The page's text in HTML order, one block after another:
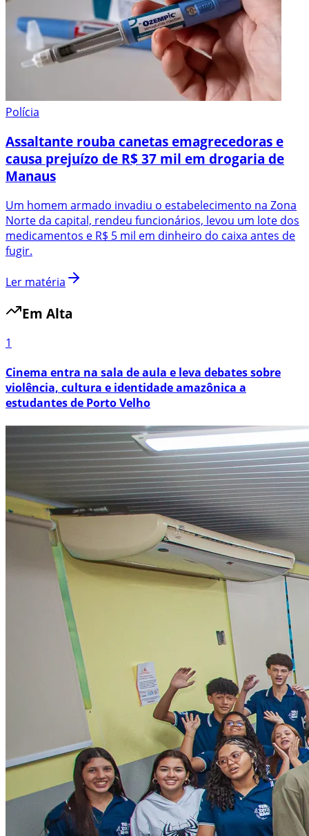
Polícia
Assaltante rouba canetas emagrecedoras e
causa prejuízo de R$ 37 mil em drogaria de
Manaus
Um homem armado invadiu o estabelecimento na Zona
Norte da capital, rendeu funcionários, levou um lote dos
medicamentos e R$ 5 mil em dinheiro do caixa antes de
fugir.
Ler matéria
Em Alta
1
Cinema entra na sala de aula e leva debates sobre
violência, cultura e identidade amazônica a
estudantes de Porto Velho